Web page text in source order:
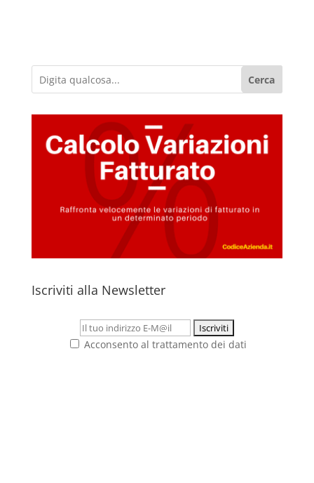
Cerca
Iscriviti alla Newsletter
Acconsento al trattamento dei dati